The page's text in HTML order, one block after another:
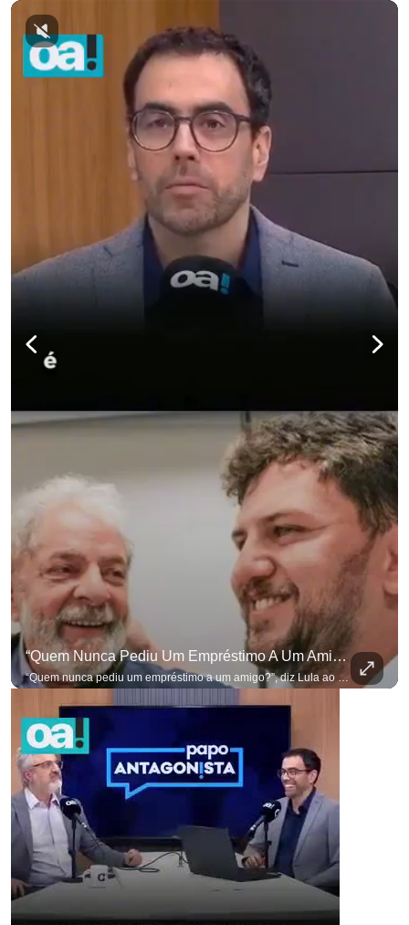
“Quem Nunca Pediu Um Empréstimo A Um Amigo?”, Diz Lula Ao Defender Seu Ex-Chefe De Gabinete
“Quem nunca pediu um empréstimo a um amigo?”, diz Lula ao defender seu ex-chefe de gabinete Marcola, que recebeu R$ 249 mil de uma empresa ligada a uma amiga de Lulinha. #OAntagonista Se você busca informação com credibilidade, inscreva-se agora e ative o